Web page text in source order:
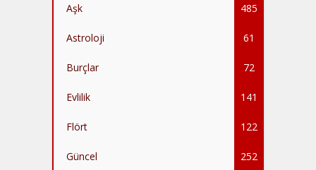
Aşk 485
Astroloji 61
Burçlar 72
Evlilik 141
Flört 122
Güncel 252